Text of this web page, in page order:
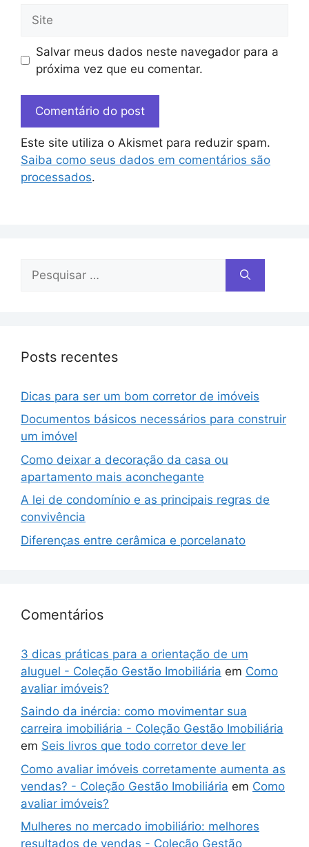
Salvar meus dados neste navegador para a
próxima vez que eu comentar.
Este site utiliza o Akismet para reduzir spam.
Saiba como seus dados em comentários são
processados.
Posts recentes
Dicas para ser um bom corretor de imóveis
Documentos básicos necessários para construir
um imóvel
Como deixar a decoração da casa ou
apartamento mais aconchegante
A lei de condomínio e as principais regras de
convivência
Diferenças entre cerâmica e porcelanato
Comentários
3 dicas práticas para a orientação de um
aluguel - Coleção Gestão Imobiliária em Como
avaliar imóveis?
Saindo da inércia: como movimentar sua
carreira imobiliária - Coleção Gestão Imobiliária
em Seis livros que todo corretor deve ler
Como avaliar imóveis corretamente aumenta as
vendas? - Coleção Gestão Imobiliária em Como
avaliar imóveis?
Mulheres no mercado imobiliário: melhores
resultados de vendas - Coleção Gestão